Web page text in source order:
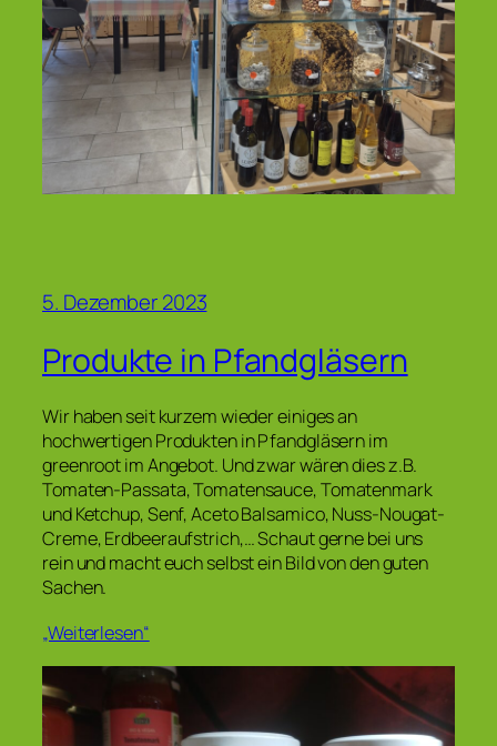
5. Dezember 2023
Produkte in Pfandgläsern
Wir haben seit kurzem wieder einiges an
hochwertigen Produkten in Pfandgläsern im
greenroot im Angebot. Und zwar wären dies z.B.
Tomaten-Passata, Tomatensauce, Tomatenmark
und Ketchup, Senf, Aceto Balsamico, Nuss-Nougat-
Creme, Erdbeeraufstrich,… Schaut gerne bei uns
rein und macht euch selbst ein Bild von den guten
Sachen.
„Weiterlesen“